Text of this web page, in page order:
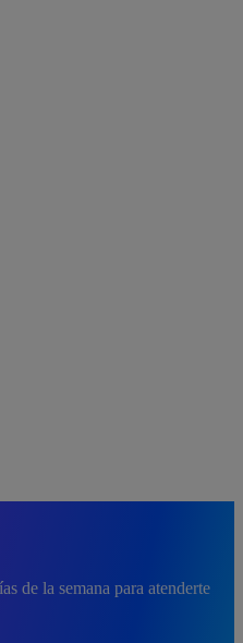
de la semana para atenderte